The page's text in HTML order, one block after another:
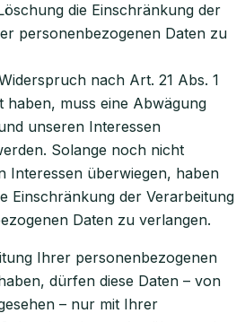
die Einschränkung der
personenbezogenen Daten zu
nach Art. 21 Abs. 1
haben, muss eine Abwägung
unseren Interessen
Solange noch nicht
Interessen überwiegen, haben
Einschränkung der Verarbeitung
Daten zu verlangen.
Ihrer personenbezogenen
dürfen diese Daten – von
– nur mit Ihrer